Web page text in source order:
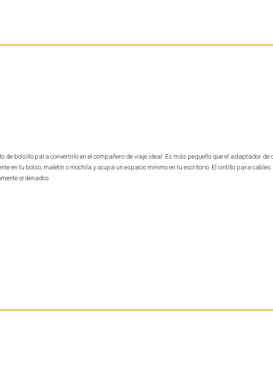
de bolsillo para convertirlo en el compañero de viaje ideal. Es más pequeño que el adaptador de
en tu bolso, maletín o mochila y ocupa un espacio mínimo en tu escritorio. El cintillo para cables
ordenados.